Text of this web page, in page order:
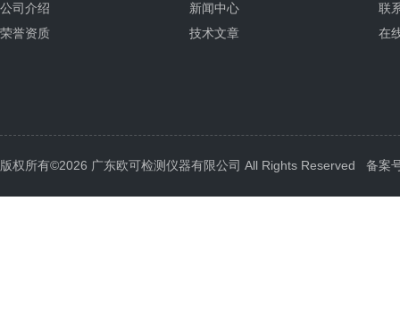
公司介绍
荣誉资质
新闻中心
技术文章
联
在
版权所有©2026 广东欧可检测仪器有限公司 All Rights Reserved 备案